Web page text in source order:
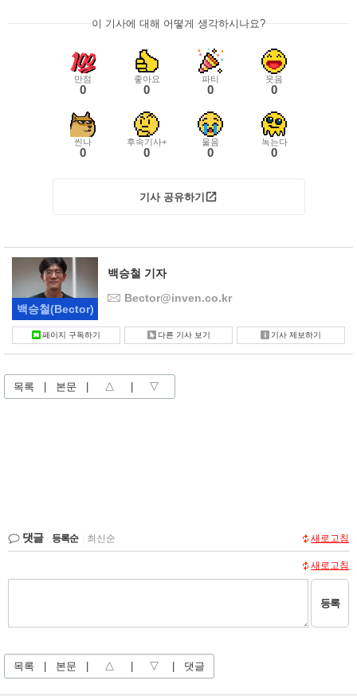
이 기사에 대해 어떻게 생각하시나요?
만점
0
좋아요
0
파티
0
웃음
0
씬나
0
후속기사+
0
울음
0
녹는다
0
기사 공유하기
백승철(Bector)
백승철 기자
Bector@inven.co.kr
페이지 구독하기 다른 기사 보기 기사 제보하기
목록 본문 △ ▽
댓글 등록순 최신순 새로고침
새로고침
등록
목록 본문 △ ▽ 댓글